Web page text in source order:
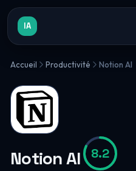
IA
Accueil Productivité Notion AI
Notion AI 8.2